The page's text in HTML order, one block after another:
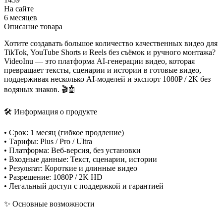
На сайте
6 месяцев
Описание товара
Хотите создавать большое количество качественных видео для
TikTok, YouTube Shorts и Reels без съёмок и ручного монтажа?
VideoInu — это платформа AI-генерации видео, которая
превращает тексты, сценарии и истории в готовые видео,
поддерживая несколько AI-моделей и экспорт 1080P / 2K без
водяных знаков. 🎬🤖
🛠 Информация о продукте
• Срок: 1 месяц (гибкое продление)
• Тарифы: Plus / Pro / Ultra
• Платформа: Веб-версия, без установки
• Входные данные: Текст, сценарии, истории
• Результат: Короткие и длинные видео
• Разрешение: 1080P / 2K HD
• Легальный доступ с поддержкой и гарантией
✨ Основные возможности